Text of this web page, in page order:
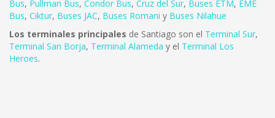
Bus, Pullman Bus, Condor Bus, Cruz del Sur, Buses ETM, EME
Bus, Ciktur, Buses JAC, Buses Romani y Buses Nilahue
Los terminales principales de Santiago son el Terminal Sur,
Terminal San Borja, Terminal Alameda y el Terminal Los
Heroes.